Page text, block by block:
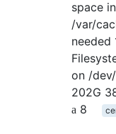
space
/var/
needed
on /
202G
8